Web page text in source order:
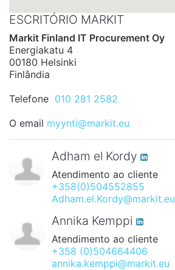
ESCRITÓRIO MARKIT
Markit Finland IT Procurement Oy
Energiakatu 4
00180 Helsinki
Finlândia
Telefone 010 281 2582
O email myynti@markit.eu
Adham el Kordy
Atendimento ao cliente
+358(0)504552855
Adham.el.Kordy@markit.eu
Annika Kemppi
Atendimento ao cliente
+358 (0)504664406
annika.kemppi@markit.eu